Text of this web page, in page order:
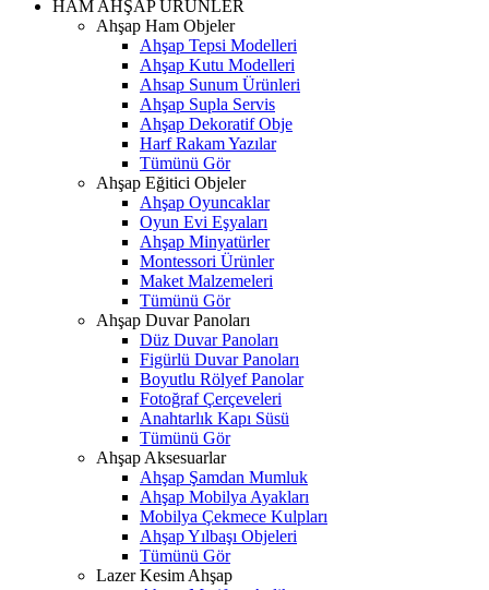
HAM AHŞAP ÜRÜNLER
Ahşap Ham Objeler
Ahşap Tepsi Modelleri
Ahşap Kutu Modelleri
Ahsap Sunum Ürünleri
Ahşap Supla Servis
Ahşap Dekoratif Obje
Harf Rakam Yazılar
Tümünü Gör
Ahşap Eğitici Objeler
Ahşap Oyuncaklar
Oyun Evi Eşyaları
Ahşap Minyatürler
Montessori Ürünler
Maket Malzemeleri
Tümünü Gör
Ahşap Duvar Panoları
Düz Duvar Panoları
Figürlü Duvar Panoları
Boyutlu Rölyef Panolar
Fotoğraf Çerçeveleri
Anahtarlık Kapı Süsü
Tümünü Gör
Ahşap Aksesuarlar
Ahşap Şamdan Mumluk
Ahşap Mobilya Ayakları
Mobilya Çekmece Kulpları
Ahşap Yılbaşı Objeleri
Tümünü Gör
Lazer Kesim Ahşap